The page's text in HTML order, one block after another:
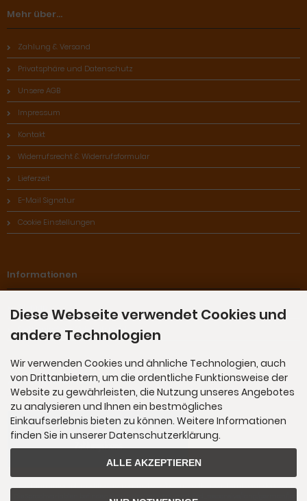
Mehr über...
Zahlung & Versand
Privatsphäre und Datenschutz
Unsere AGB
Impressum
Kontakt
Widerrufsrecht & Widerrufsformular
Lieferzeit
E-Mail Signatur
Cookie Einstellungen
Informationen
Sitemap
Elektronisches Widerrufsrecht
Zahlungsmethoden
Diese Webseite verwendet Cookies und
andere Technologien
Wir verwenden Cookies und ähnliche Technologien, auch
von Drittanbietern, um die ordentliche Funktionsweise der
Website zu gewährleisten, die Nutzung unseres Angebotes
zu analysieren und Ihnen ein bestmögliches
Einkaufserlebnis bieten zu können. Weitere Informationen
finden Sie in unserer Datenschutzerklärung.
ALLE AKZEPTIEREN